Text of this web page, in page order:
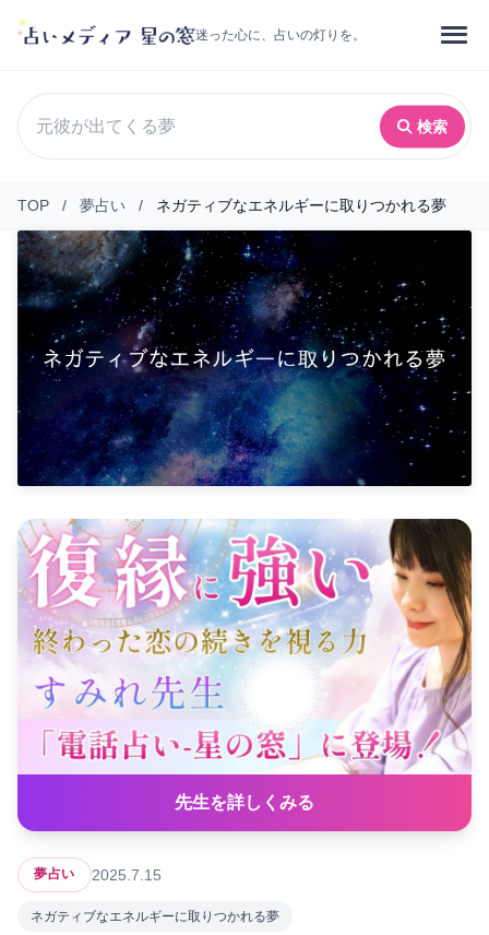
迷った心に、占いの灯りを。
検索
TOP / 夢占い / ネガティブなエネルギーに取りつかれる夢
先生を詳しくみる
夢占い 2025.7.15
ネガティブなエネルギーに取りつかれる夢